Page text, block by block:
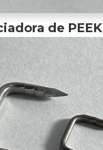
de PEEK